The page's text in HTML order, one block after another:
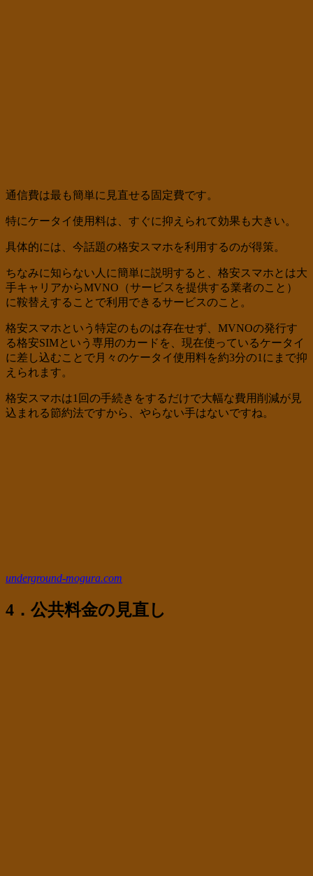
通信費は最も簡単に見直せる固定費です。
特にケータイ使用料は、すぐに抑えられて効果も大きい。
具体的には、今話題の格安スマホを利用するのが得策。
ちなみに知らない人に簡単に説明すると、格安スマホとは大
手キャリアからMVNO（サービスを提供する業者のこと）
に鞍替えすることで利用できるサービスのこと。
格安スマホという特定のものは存在せず、MVNOの発行す
る格安SIMという専用のカードを、現在使っているケータイ
に差し込むことで月々のケータイ使用料を約3分の1にまで抑
えられます。
格安スマホは1回の手続きをするだけで大幅な費用削減が見
込まれる節約法ですから、やらない手はないですね。
underground-mogura.com
4．公共料金の見直し